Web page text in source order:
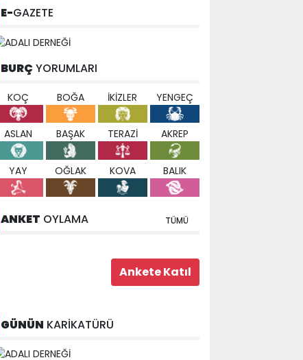
E-GAZETE
BURÇ YORUMLARI
KOÇ BOĞA İKİZLER YENGEÇ
ASLAN BAŞAK TERAZİ AKREP
YAY OĞLAK KOVA BALIK
ANKET OYLAMA TÜMÜ
GÜNÜN KARİKATÜRÜ